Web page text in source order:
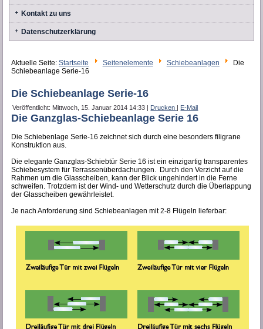
Kontakt zu uns
Datenschutzerklärung
Aktuelle Seite:Startseite Seitenelemente Schiebeanlagen
Die
Schiebeanlage Serie-16
Die Schiebeanlage Serie-16
Veröffentlicht: Mittwoch, 15. Januar 2014 14:33 | Drucken | E-Mail
Die Ganzglas-Schiebeanlage Serie 16
Die Schiebenlage Serie-16 zeichnet sich durch eine besonders filigrane
Konstruktion aus.
Die elegante Ganzglas-Schiebtür Serie 16 ist ein einzigartig transparentes
Schiebesystem für Terrassenüberdachungen. Durch den Verzicht auf die
Rahmen um die Glasscheiben, kann der Blick ungehindert in die Ferne
schweifen. Trotzdem ist der Wind- und Wetterschutz durch die Überlappung
der Glasscheiben gewährleistet.
Je nach Anforderung sind Schiebeanlagen mit 2-8 Flügeln lieferbar: